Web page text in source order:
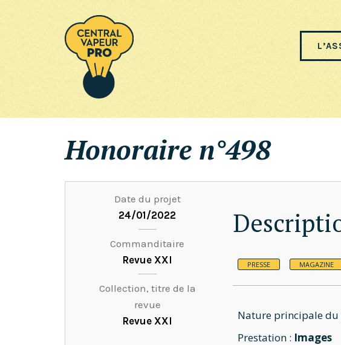
Honoraire n°498
Date du projet
24/01/2022
Commanditaire
Revue XXI
Collection, titre de la
revue
Revue XXI
PRESSE MAGAZINE
Nature principale du
Prestation : Images